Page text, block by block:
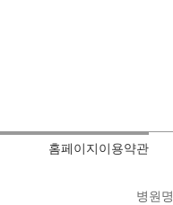
홈페이지이용약관
병원명